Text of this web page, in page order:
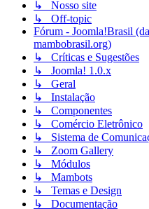
↳ Nosso site
↳ Off-topic
Fórum - Joomla!Brasil
mambobrasil.org)
↳ Críticas e Sugestões
↳ Joomla! 1.0.x
↳ Geral
↳ Instalação
↳ Componentes
↳ Comércio Eletrônico
↳ Sistema de
↳ Zoom Gallery
↳ Módulos
↳ Mambots
↳ Temas e Design
↳ Documentação